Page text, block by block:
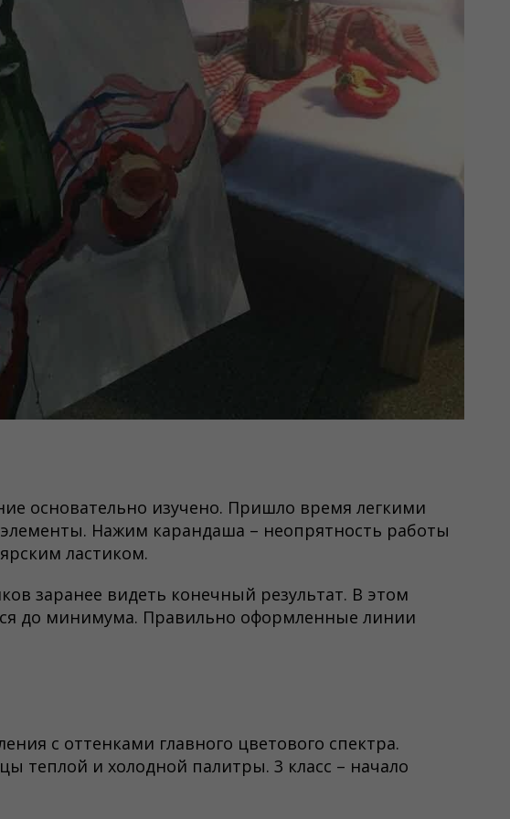
основательно изучено. Пришло время легкими
Нажим карандаша – неопрятность работы
ластиком.
заранее видеть конечный результат. В этом
до минимума. Правильно оформленные линии
с оттенками главного цветового спектра.
теплой и холодной палитры. 3 класс – начало